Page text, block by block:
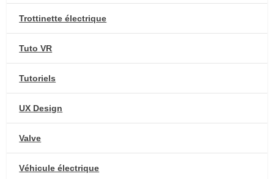
Trottinette électrique
Tuto VR
Tutoriels
UX Design
Valve
Véhicule électrique